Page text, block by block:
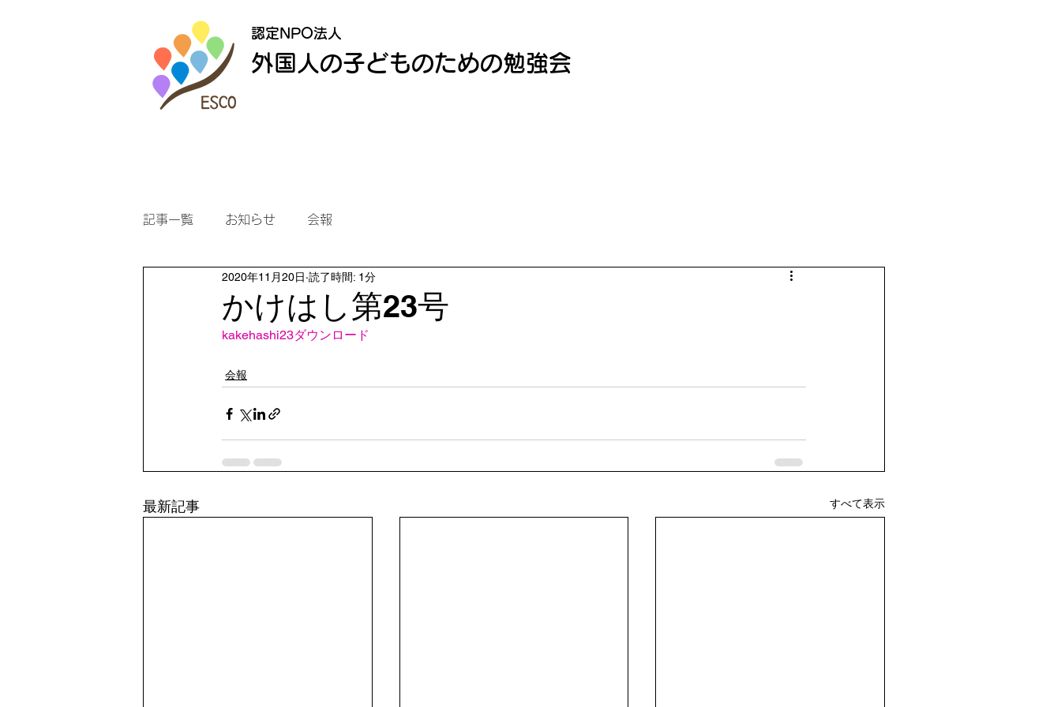
認定NPO法人
外国人の子どものための勉強会
記事一覧 お知らせ 会報
かけはし第23号
2020年11月20日 読了時間: 1分
kakehashi23ダウンロード
会報
最新記事 すべて表示